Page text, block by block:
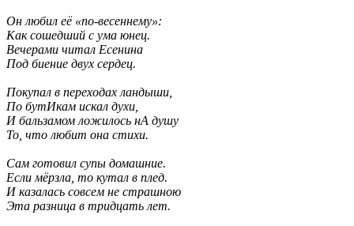
Он любил её «по-весеннему»:
Как сошедший с ума юнец.
Вечерами читал Есенина
Под биение двух сердец.
Покупал в переходах ландыши,
По бутИкам искал духи,
И бальзамом ложилось нА душу
То, что любит она стихи.
Сам готовил супы домашние.
Если мёрзла, то кутал в плед.
И казалась совсем не страшною
Эта разница в тридцать лет.